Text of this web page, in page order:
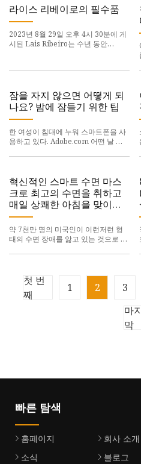
니다.
라이스 리베이로의 필수품
2023년 8월 29일 오후 4시 30분에 게
시된 Lais Ribeiro는 수년 동안
서 수많은 런웨이와
잠을 자지 않으면 어떻게 되
나요? 밤에 잠들기 위한 팁
한 여성이 침대에 누워 스마트폰을 사
용하고 있다. Adobe.com 어떤 날 밤
아마도
혁신적인 스마트 수면 마스
크로 최고의 수면을 취하고
매일 상쾌한 아침을 맞이하
세요
약 7천만 명의 미국인이 이런저런 형
태의 수면 장애를 앓고 있는 것으로 보
니다.첫 번
째
1 2 3
마
막
빠른 탐색
홈페이지 회사 소개
소식
블로그